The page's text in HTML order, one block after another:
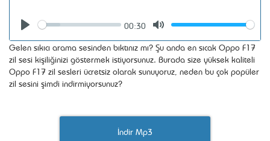
Seek
00:30
Volume
Gelen sıkıcı arama sesinden bıktınız mı? Şu anda en sıcak Oppo F17
zil sesi kişiliğinizi göstermek istiyorsunuz. Burada size yüksek kaliteli
Oppo F17 zil sesleri ücretsiz olarak sunuyoruz, neden bu çok popüler
zil sesini şimdi indirmiyorsunuz?
İndir Mp3